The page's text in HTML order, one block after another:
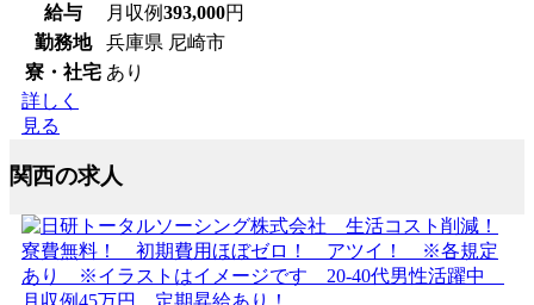
給与
月収例393,000円
勤務地
兵庫県 尼崎市
寮・社宅 あり
詳しく
見る
関西の求人